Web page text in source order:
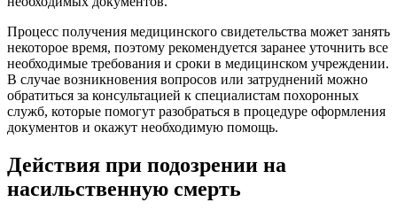
Процесс получения медицинского свидетельства может занять
некоторое время, поэтому рекомендуется заранее уточнить все
необходимые требования и сроки в медицинском учреждении.
В случае возникновения вопросов или затруднений можно
обратиться за консультацией к специалистам похоронных
служб, которые помогут разобраться в процедуре оформления
документов и окажут необходимую помощь.
Действия при подозрении на
насильственную смерть